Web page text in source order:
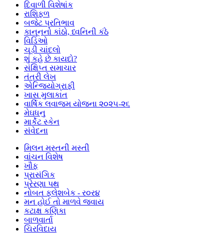
દિવાળી વિશેષાંક
રાશિફળ
બજેટ પ્રતિભાવ
કાનૂનનો કાંઠો, ધ્વનિની કંઠે
વિડિઓ
ચૂડી ચાંદલો
શું કહે છે કાયદો?
સંક્ષિપ્ત સમાચાર
તંત્રી લેખ
એન્જિયોગ્રાફી
ખાસ મુલાકાત
વાર્ષિક લવાજમ યોજના ૨૦૨૫-૨૬
મેઘધનુ
માર્કેટ સ્કેન
સંવેદના
મિલન મસ્તની મસ્તી
વાંચન વિશેષ
ખૌફ
પ્રાસંગિક
પ્રેરણા પથ
નોબત ફ્લેશબેક - ર૦ર૪
મન હોઈ તો માળવે જવાય
કટાક્ષ કણિકા
બાળવાર્તા
ચિરવિદાય